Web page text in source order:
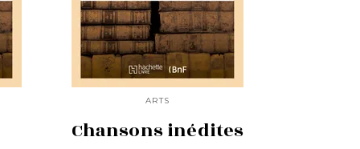
ARTS
Chansons inédites